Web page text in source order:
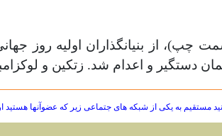
و اعدام شد. زتکین و لوکزامبورک دو یار جدا
مستقیم به یکی از شبکه های جتماعی زیر که عضوآنها هستید